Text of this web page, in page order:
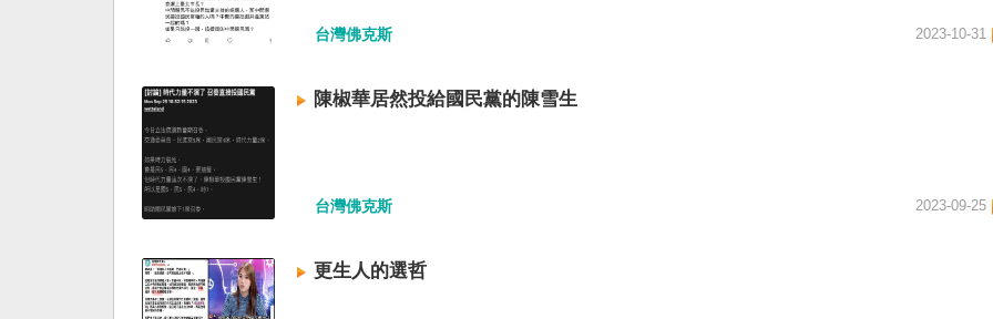
台灣佛克斯 2023-10-31
陳椒華居然投給國民黨的陳雪生
台灣佛克斯 2023-09-25
更生人的選哲